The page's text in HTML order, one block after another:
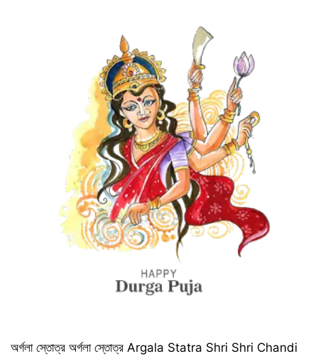
অর্গলা স্তোত্র অর্গলা স্তোত্র Argala Statra Shri Shri Chandi